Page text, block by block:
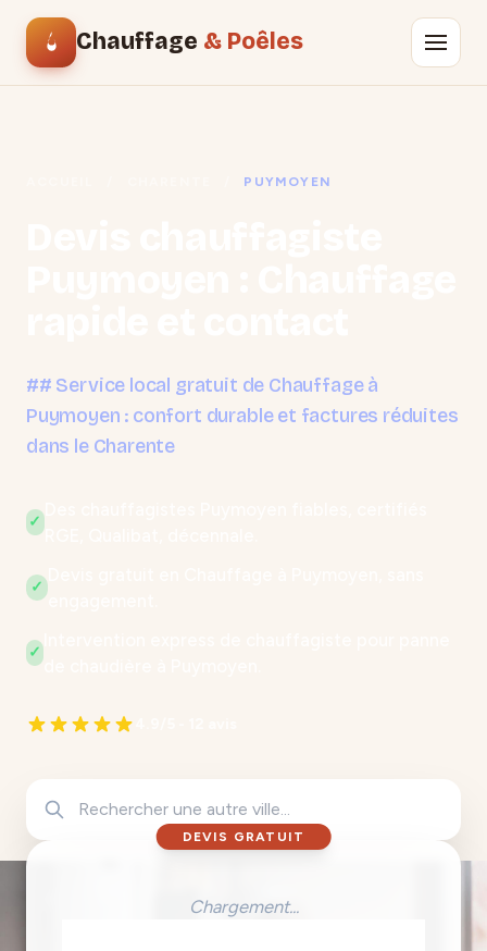
Chauffage & Poêles
PUYMOYEN
## Service local gratuit de Chauffage à
Puymoyen : confort durable et factures réduites
dans le Charente
✓
RGE, Qualibat, décennale.
✓
✓
de chaudière à Puymoyen.
DEVIS GRATUIT
Chargement...